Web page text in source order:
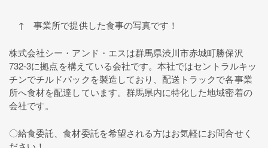
↑ 事業所で提供した食事の写真です！
株式会社シー・アンド・エスは群馬県渋川市赤城町勝保沢
732-3に拠点を構えている会社です。本社ではセントラルキッ
チンでチルドパックを製造しており、配送トラックで各事業
所へ食材を配達しています。群馬県内に特化した地域密着の
会社です。
〇給食委託、食材委託を希望される方はお気軽にお問合せく